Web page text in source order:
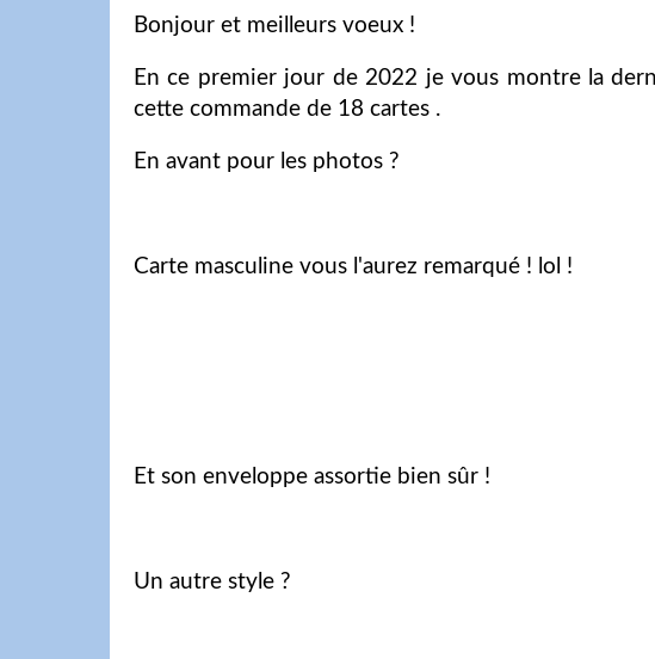
Bonjour et meilleurs voeux !
En ce premier jour de 2022 je vous montre la
cette commande de 18 cartes .
En avant pour les photos ?
Carte masculine vous l'aurez remarqué ! lol !
Et son enveloppe assortie bien sûr !
Un autre style ?